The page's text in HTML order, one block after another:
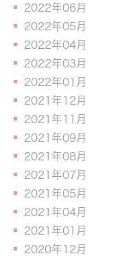
2022年06月
2022年05月
2022年04月
2022年03月
2022年01月
2021年12月
2021年11月
2021年09月
2021年08月
2021年07月
2021年05月
2021年04月
2021年01月
2020年12月